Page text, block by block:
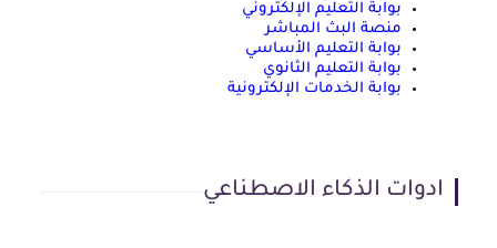
بوابة التعليم الإلكتروني
منصة البث المباشر
بوابة التعليم الأساسي
بوابة التعليم الثانوي
بوابة الخدمات الإلكترونية
ادوات الذكاء الاصطناعي